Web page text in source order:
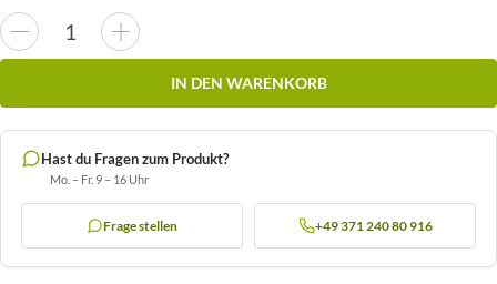
IN DEN WARENKORB
Hast du Fragen zum Produkt?
Mo. – Fr. 9 – 16 Uhr
Frage stellen +49 371 240 80 916